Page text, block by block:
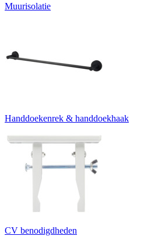
Muurisolatie
Handdoekenrek & handdoekhaak
CV benodigdheden